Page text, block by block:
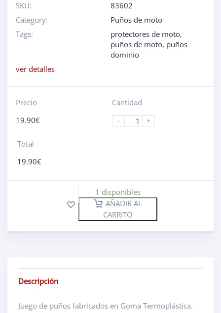
SKU:
83602
Category:
Puños de moto
Tags:
protectores de moto,
puños de moto, puños
dominio
ver detalles
Precio
19.90€
Cantidad
-
+
Total
19.90€
1 disponibles
AÑADIR AL
CARRITO
Descripción
Juego de puños fabricados en Goma Termoplástica.